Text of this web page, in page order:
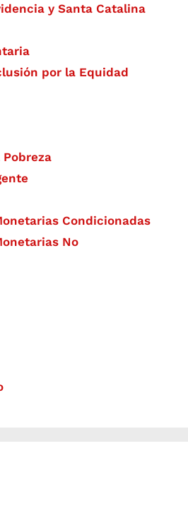
y Santa Catalina
por la Equidad
Condicionadas
No